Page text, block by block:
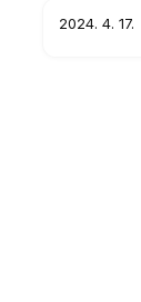
2024. 4. 17.